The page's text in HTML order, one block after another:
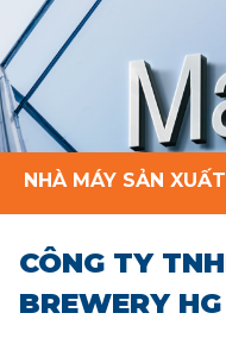
VỀ MASAN
TIN TỨC
SẢN PHẨM
NHÀ MÁY SẢN XUẤT
CÔNG TY
BREWERY HG